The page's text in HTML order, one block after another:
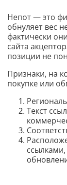
Непот — это
обнуляет вес
фактически
сайта
позиции не
Признаки, на
покупке или
Текст
ссылками,